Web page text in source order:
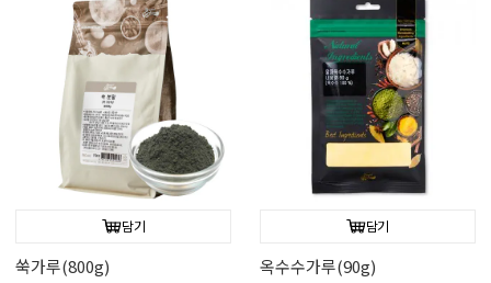
담기
쑥가루(800g)
담기
옥수수가루(90g)